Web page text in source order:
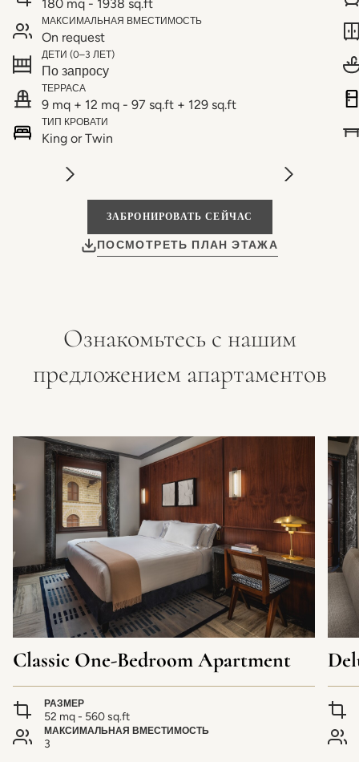
180 mq - 1938 sq.ft
МАКСИМАЛЬНАЯ ВМЕСТИМОСТЬ
On request
ДЕТИ (0–3 ЛЕТ)
По запросу
ТЕРРАСА
9 mq + 12 mq - 97 sq.ft + 129 sq.ft
ТИП КРОВАТИ
King or Twin
ЗАБРОНИРОВАТЬ СЕЙЧАС
ПОСМОТРЕТЬ ПЛАН ЭТАЖА
Ознакомьтесь с нашим
предложением апартаментов
Classic One-Bedroom Apartment
РАЗМЕР
52 mq - 560 sq.ft
МАКСИМАЛЬНАЯ ВМЕСТИМОСТЬ
3